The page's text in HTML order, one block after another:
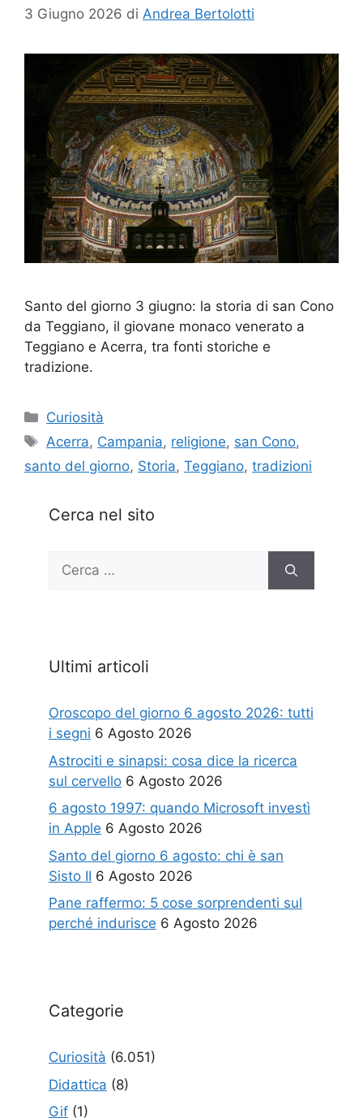
3 Giugno 2026 di Andrea Bertolotti
Santo del giorno 3 giugno: la storia di san Cono
da Teggiano, il giovane monaco venerato a
Teggiano e Acerra, tra fonti storiche e
tradizione.
Categorie
Curiosità
Tag
Acerra, Campania, religione, san Cono,
santo del giorno, Storia, Teggiano, tradizioni
Cerca nel sito
Ricerca
Ultimi articoli
Oroscopo del giorno 6 agosto 2026: tutti
i segni 6 Agosto 2026
Astrociti e sinapsi: cosa dice la ricerca
sul cervello 6 Agosto 2026
6 agosto 1997: quando Microsoft investì
in Apple 6 Agosto 2026
Santo del giorno 6 agosto: chi è san
Sisto II 6 Agosto 2026
Pane raffermo: 5 cose sorprendenti sul
perché indurisce 6 Agosto 2026
Categorie
Curiosità (6.051)
Didattica (8)
Gif (1)